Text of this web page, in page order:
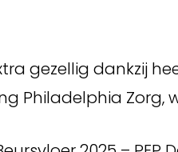
gezellig dankzij
Philadelphia Zorg,